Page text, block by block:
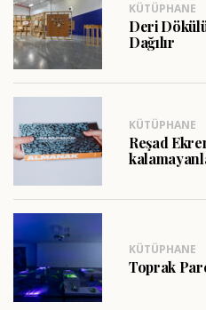
KÜTÜPHANE
Deri
Dağılır
KÜTÜPHANE
Reşad
KÜTÜPHANE
Toprak